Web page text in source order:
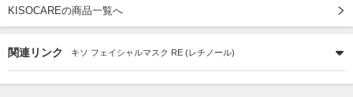
KISOCAREの商品一覧へ
関連リンク キソ フェイシャルマスク RE (レチノール)